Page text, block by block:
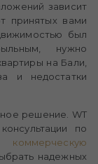
зависит
принятых вами
был
нужно
на Бали,
и недостатки
решение. WT
по
коммерческую
надежных